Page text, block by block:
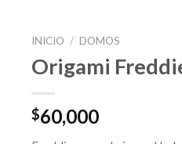
INICIO / DOMOS
Origami
$60,000